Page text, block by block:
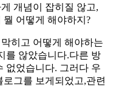
개념이 잡히질 않고,
어떻게 해야하지?
히고 어떻게 해야하는
를 않았습니다.다른 방
없었습니다. 그러다 우
그를 보게되었고,관련